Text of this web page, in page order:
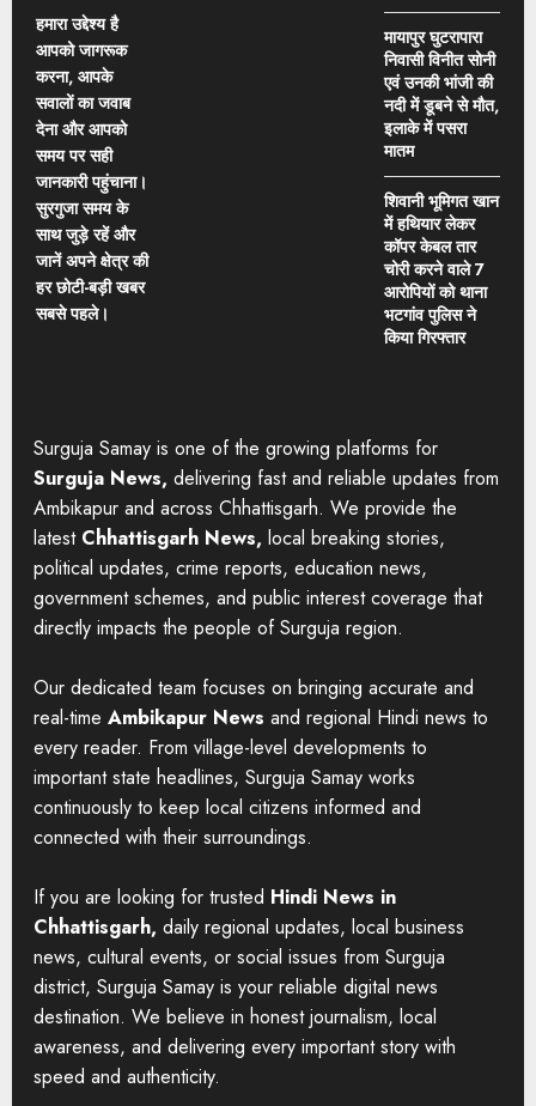
हमारा उद्देश्य है
आपको जागरूक
करना, आपके
सवालों का जवाब
देना और आपको
समय पर सही
जानकारी पहुंचाना।
सुरगुजा समय के
साथ जुड़े रहें और
जानें अपने क्षेत्र की
हर छोटी-बड़ी खबर
सबसे पहले।
मायापुर घुटरापारा
निवासी विनीत सोनी
एवं उनकी भांजी की
नदी में डूबने से मौत,
इलाके में पसरा
मातम
शिवानी भूमिगत खान
में हथियार लेकर
कॉपर केबल तार
चोरी करने वाले 7
आरोपियों को थाना
भटगांव पुलिस ने
किया गिरफ्तार
Surguja Samay is one of the growing platforms for
Surguja News, delivering fast and reliable updates from
Ambikapur and across Chhattisgarh. We provide the
latest Chhattisgarh News, local breaking stories,
political updates, crime reports, education news,
government schemes, and public interest coverage that
directly impacts the people of Surguja region.
Our dedicated team focuses on bringing accurate and
real-time Ambikapur News and regional Hindi news to
every reader. From village-level developments to
important state headlines, Surguja Samay works
continuously to keep local citizens informed and
connected with their surroundings.
If you are looking for trusted Hindi News in
Chhattisgarh, daily regional updates, local business
news, cultural events, or social issues from Surguja
district, Surguja Samay is your reliable digital news
destination. We believe in honest journalism, local
awareness, and delivering every important story with
speed and authenticity.